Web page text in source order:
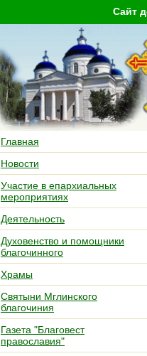
Сайт
Главная
Новости
Участие в епархиальных
мероприятиях
Деятельность
Духовенство и помощники
благочинного
Храмы
Святыни Мглинского
благочиния
Газета "Благовест
православия"